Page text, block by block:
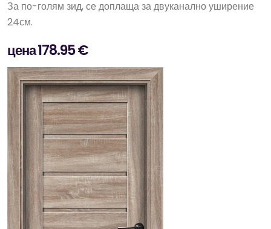
За по-голям зид, се доплаща за двуканално уширение
24см.
цена 178.95 €